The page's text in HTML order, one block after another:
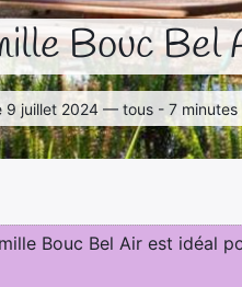
Bouc
9 juillet 2024 — tous - 7
Bouc Bel Air est idéal